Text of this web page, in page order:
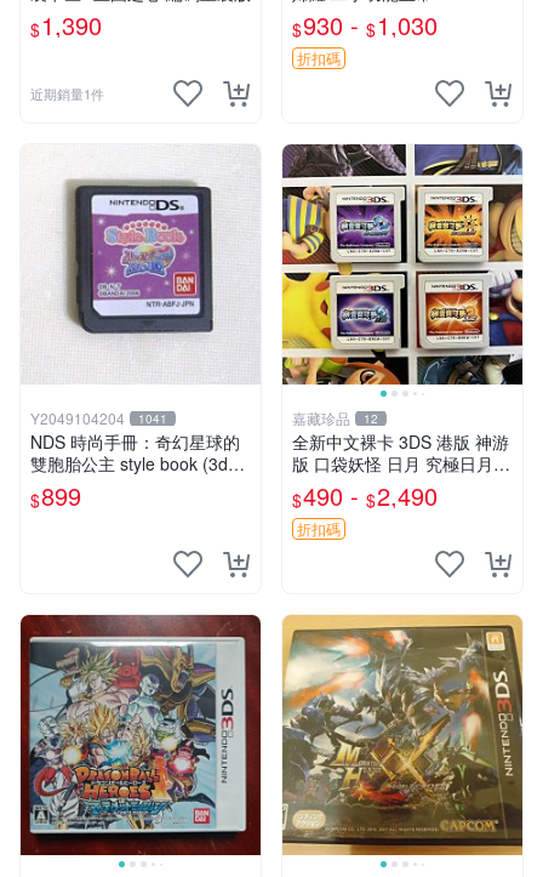
$1,390
近期銷量1件
$930 - $1,030
折扣碼
Y2049104204 1041
NDS 時尚手冊：奇幻星球的
雙胞胎公主 style book (3ds
可玩) 裸片
$899
嘉藏珍品 12
全新中文裸卡 3DS 港版 神游
版 口袋妖怪 日月 究極日月點
購買有選項 正版卡帶 只能 香
港版 臺灣版 神游版 破解版 3
DS 2DS 主機運行 看
$490 - $2,490
折扣碼